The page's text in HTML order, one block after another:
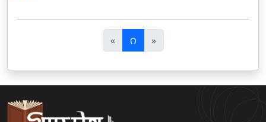
«पि
छ
ला
౧ »अ
ग
ला